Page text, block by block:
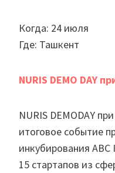
Когда: 24 июля
Где: Ташкент
NURIS DEMO DAY
NURIS DEMODAY
итоговое событие
инкубирования
15 стартапов из